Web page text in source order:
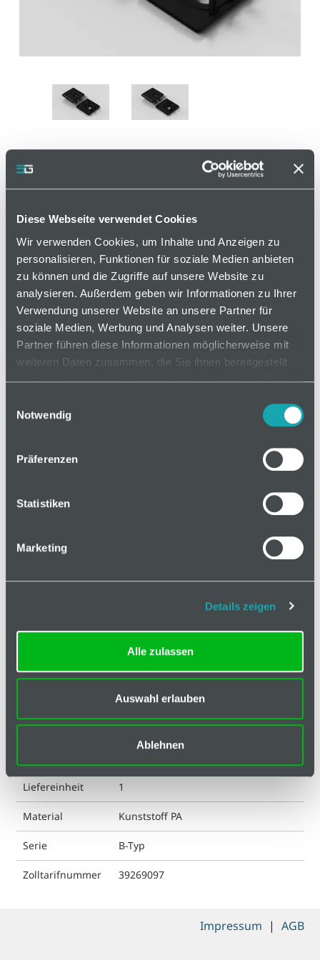
Diese Webseite verwendet Cookies
Wir verwenden Cookies, um Inhalte und Anzeigen zu
personalisieren, Funktionen für soziale Medien anbieten
zu können und die Zugriffe auf unsere Website zu
analysieren. Außerdem geben wir Informationen zu Ihrer
Verwendung unserer Website an unsere Partner für
soziale Medien, Werbung und Analysen weiter. Unsere
Partner führen diese Informationen möglicherweise mit
weiteren Daten zusammen, die Sie ihnen bereitgestellt
haben oder die sie im Rahmen Ihrer Nutzung der Dienste
Notwendig
Präferenzen
Statistiken
Marketing
Details zeigen
Alle zulassen
Auswahl erlauben
Ablehnen
Abdeckkappe
Schutzgitterprofil 30 × 30,
mit Loch
Artikelnummer 110000503 / Alte Materialnummer:
482522345
Zum Abdecken der Profilenden.
auf Anfrage
Mindestbestellmenge: 1
In den Warenkorb
Technische Spezifikation
nein
Eigenschaft schwarz
Liefereinheit 1
Material Kunststoff PA
Serie B-Typ
Zolltarifnummer 39269097
Impressum | AGB